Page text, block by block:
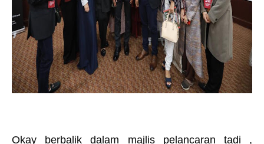
Okay berbalik dalam majlis pelancaran tadi ,